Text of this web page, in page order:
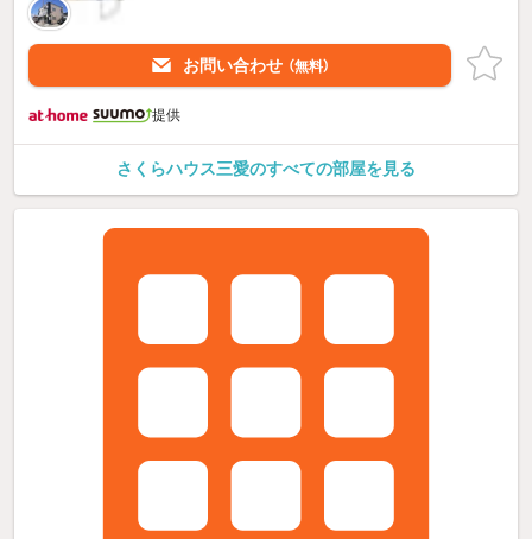
お問い合わせ （無料）
提供
さくらハウス三愛のすべての部屋を見る